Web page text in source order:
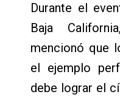
Durante el
Baja
mencionó que
el ejemplo
debe lograr el